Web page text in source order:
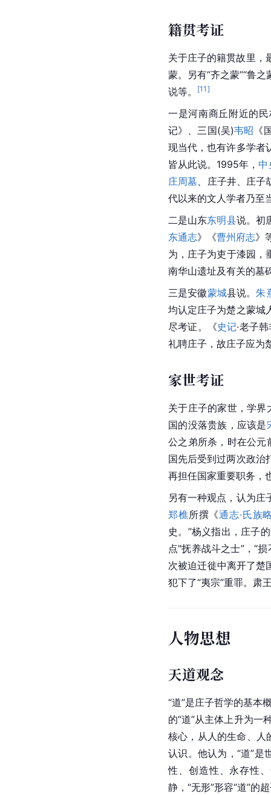
籍贯考证
关于庄子的籍贯故里，
蒙。另有“齐之蒙”“鲁
说等。
[11 ]
一是河南商丘附近的
记》、 三国(吴)韦昭 《
现当代，也有许多学者
皆从此说。1995年，中
庄周墓 、庄子井、庄
代以来的文人学者乃至
二是山东东明县说。初
东通志》《曹州府志》
为，庄子为吏于漆园，
南华山遗址及有关的墓
三是安徽蒙城县说。朱
均认定庄子为楚之蒙城
尽考证。《史记·老子
礼聘庄子，故庄子应为
家世考证
关于庄子的家世，学
国的没落贵族，应该是
公之弟所杀，时在公
国先后受到过两次政治
再担任国家重要职务，
另有一种观点，认为庄
郑樵所撰《通志·氏族
史。”杨义指出，庄子
点"抚养战斗之士”，“
次被迫迁徙中离开了楚
犯下了“夷宗”重罪。 肃
人物思想
天道观念
“道”是庄子哲学的基本
的“道”从主体上升为一
核心，从人的生命、人
认识。他认为，“道”是
性、创造性、永存性
静，“无形”形容“道”的